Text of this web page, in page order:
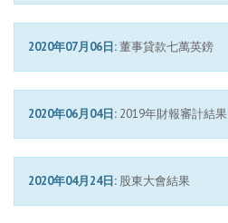
2020年07月06日:董事貸款七萬英鎊
2020年06月04日: 2019年財報審計結果
2020年04月24日: 股東大會結果